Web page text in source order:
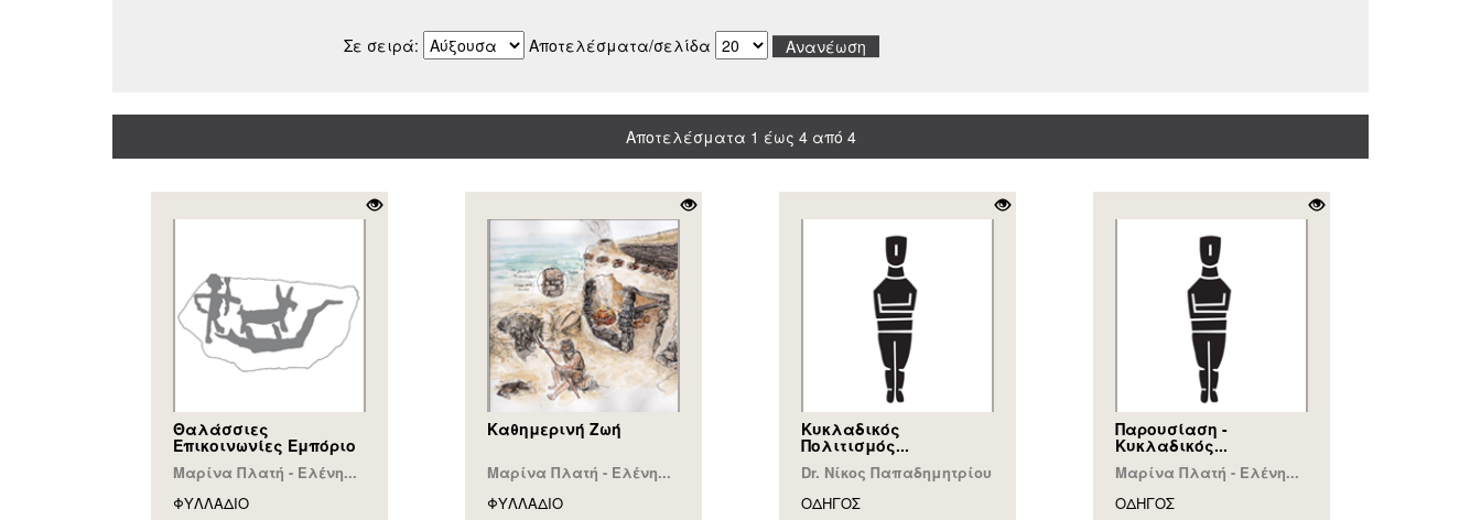
Σε σειρά: Αποτελέσματα/σελίδα
Αποτελέσματα 1 έως 4 από 4
Θαλάσσιες
Επικοινωνίες Εμπόριο
Μαρίνα Πλατή - Ελένη...
ΦΥΛΛAΔΙΟ
Καθημερινή Ζωή
Μαρίνα Πλατή - Ελένη...
ΦΥΛΛAΔΙΟ
Κυκλαδικός
Πολιτισμός...
Dr. Νίκος Παπαδημητρίου
ΟΔΗΓΟΣ
Παρουσίαση -
Κυκλαδικός...
Μαρίνα Πλατή - Ελένη...
ΟΔΗΓΟΣ